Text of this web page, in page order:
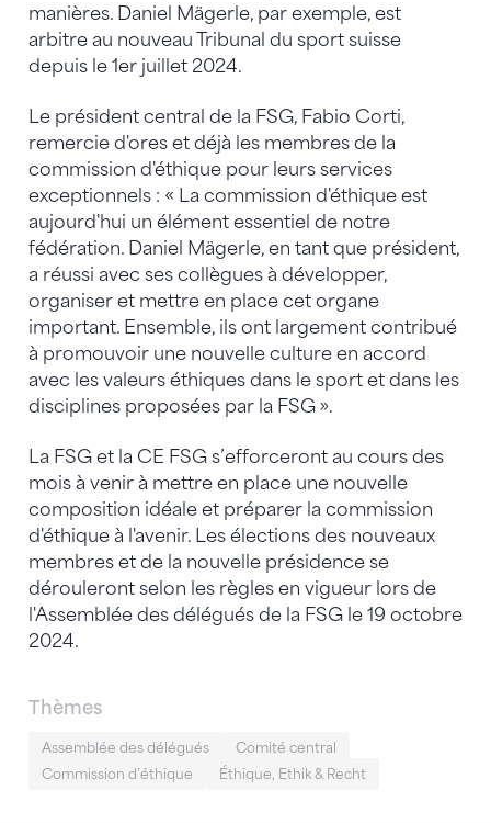
manières. Daniel Mägerle, par exemple, est
arbitre au nouveau Tribunal du sport suisse
depuis le 1er juillet 2024.
Le président central de la FSG, Fabio Corti,
remercie d'ores et déjà les membres de la
commission d'éthique pour leurs services
exceptionnels : « La commission d'éthique est
aujourd'hui un élément essentiel de notre
fédération. Daniel Mägerle, en tant que président,
a réussi avec ses collègues à développer,
organiser et mettre en place cet organe
important. Ensemble, ils ont largement contribué
à promouvoir une nouvelle culture en accord
avec les valeurs éthiques dans le sport et dans les
disciplines proposées par la FSG ».
La FSG et la CE FSG s’efforceront au cours des
mois à venir à mettre en place une nouvelle
composition idéale et préparer la commission
d'éthique à l'avenir. Les élections des nouveaux
membres et de la nouvelle présidence se
dérouleront selon les règles en vigueur lors de
l'Assemblée des délégués de la FSG le 19 octobre
2024.
Thèmes
Assemblée des délégués
Comité central
Commission d’éthique
Éthique, Ethik & Recht